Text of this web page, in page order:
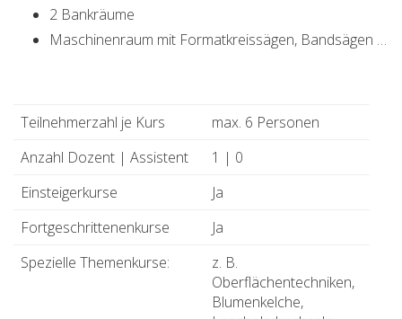
2 Bankräume
Maschinenraum mit Formatkreissägen, Bandsägen …
Teilnehmerzahl je Kurs
max. 6 Personen
Anzahl Dozent | Assistent
1 | 0
Einsteigerkurse
Ja
Fortgeschrittenenkurse
Ja
Spezielle Themenkurse:
z. B.
Oberflächentechniken,
Blumenkelche,